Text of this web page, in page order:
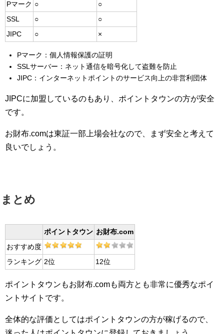
Pマーク ○
○
SSL
○
○
JIPC
○ ×
Pマーク：個人情報保護の証明
SSLサーバー：ネット通信を暗号化して盗難を防止
JIPC：インターネットポイントのサービス向上の非営利団体
JIPCに加盟しているのもあり、ポイントタウンの方が安全
です。
お財布.comは東証一部上場会社なので、まず安全と考えて
良いでしょう。
まとめ
ポイントタウン お財布.com
おすすめ度
ランキング 2位 12位
ポイントタウンもお財布.comも両方とも非常に優秀なポイ
ントサイトです。
全体的な評価としてはポイントタウンの方が稼げるので、